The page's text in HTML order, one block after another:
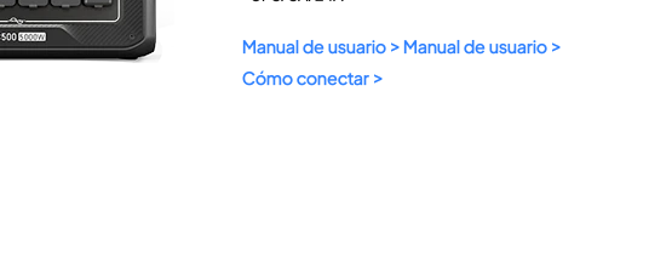
Manual de usuario >Manual de usuario >
Cómo conectar >